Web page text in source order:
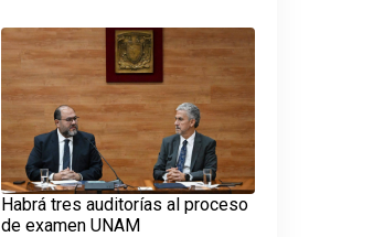
Habrá tres auditorías al proceso
de examen UNAM